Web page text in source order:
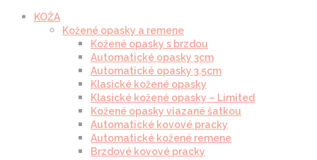
KOŽA
Kožené opasky a remene
Kožené opasky s brzdou
Automatické opasky 3cm
Automatické opasky 3.5cm
Klasické kožené opasky
Klasické kožené opasky – Limited
Kožené opasky viazané šatkou
Automatické kovové pracky
Automatické kožené remene
Brzdové kovové pracky